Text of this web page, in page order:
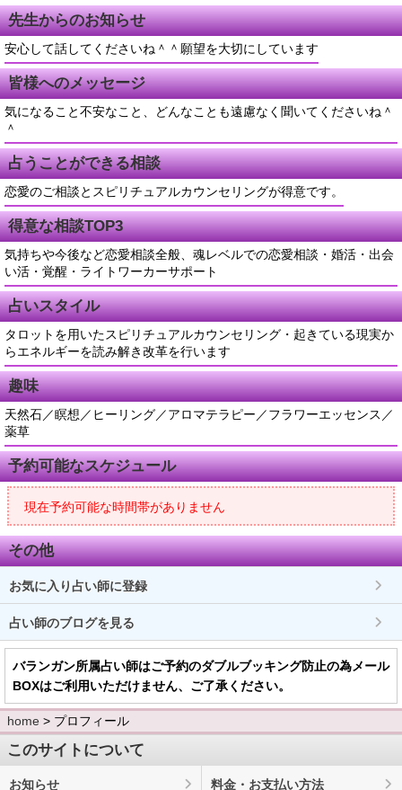
先生からのお知らせ
安心して話してくださいね＾＾願望を大切にしています
皆様へのメッセージ
気になること不安なこと、どんなことも遠慮なく聞いてくださいね＾
＾
占うことができる相談
恋愛のご相談とスピリチュアルカウンセリングが得意です。
得意な相談TOP3
気持ちや今後など恋愛相談全般、魂レベルでの恋愛相談・婚活・出会
い活・覚醒・ライトワーカーサポート
占いスタイル
タロットを用いたスピリチュアルカウンセリング・起きている現実か
らエネルギーを読み解き改革を行います
趣味
天然石／瞑想／ヒーリング／アロマテラピー／フラワーエッセンス／
薬草
予約可能なスケジュール
現在予約可能な時間帯がありません
その他
お気に入り占い師に登録
占い師のブログを見る
バランガン所属占い師はご予約のダブルブッキング防止の為メール
BOXはご利用いただけません、ご了承ください。
home > プロフィール
このサイトについて
お知らせ 料金・お支払い方法